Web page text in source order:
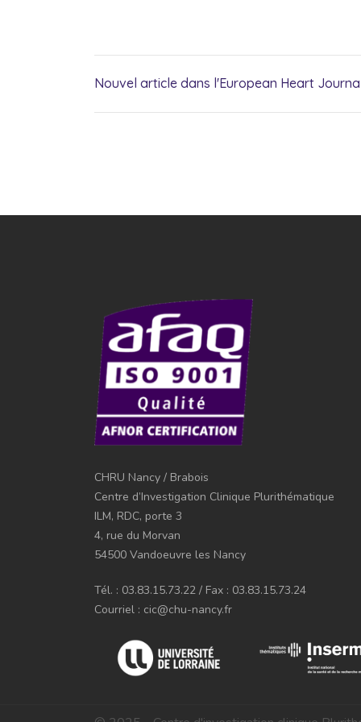
Nouvel article dans l'European Heart
CHRU Nancy / Brabois
Centre d’Investigation Clinique Plurithématique
ILM, RDC, porte 3
4, rue du Morvan
54500 Vandoeuvre les Nancy
Tél. : 03.83.15.73.22 / Fax : 03.83.15.73.24
Courriel : cic@chu-nancy.fr